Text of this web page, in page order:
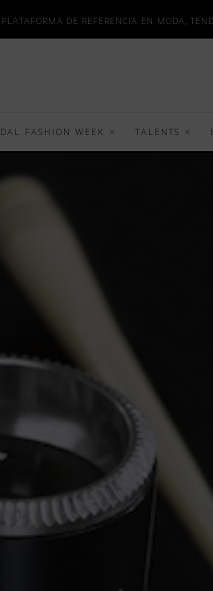
DE REFERENCIA EN MODA,
FASHION WEEK TALENTS